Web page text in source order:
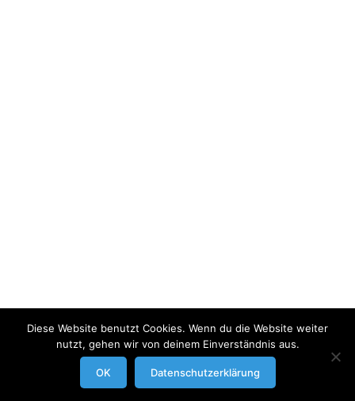
modrowgrafie.de © 2023 | Impressum/Datenschutzerklaerung
Businessportraits
Diese Website benutzt Cookies. Wenn du die Website weiter
nutzt, gehen wir von deinem Einverständnis aus.
OK Datenschutzerklärung